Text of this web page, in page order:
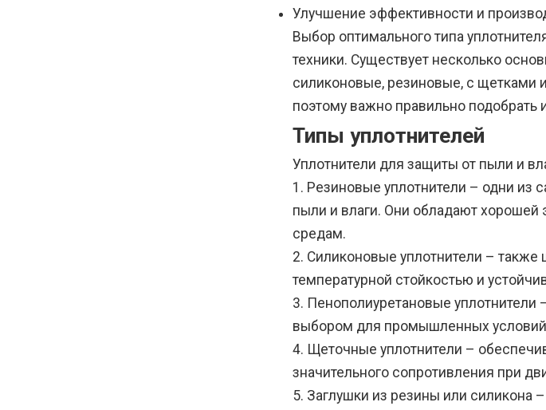
Улучшение эффективности и
Выбор оптимального типа
техники. Существует несколько
силиконовые, резиновые, с щетками
поэтому важно правильно подобрать
Типы уплотнителей
Уплотнители для защиты от пыли и
1. Резиновые уплотнители – одни
пыли и влаги. Они обладают
средам.
2. Силиконовые уплотнители –
температурной стойкостью и
3. Пенополиуретановые уплотнители
выбором для промышленных
4. Щеточные уплотнители –
значительного сопротивления при
5. Заглушки из резины или силикона